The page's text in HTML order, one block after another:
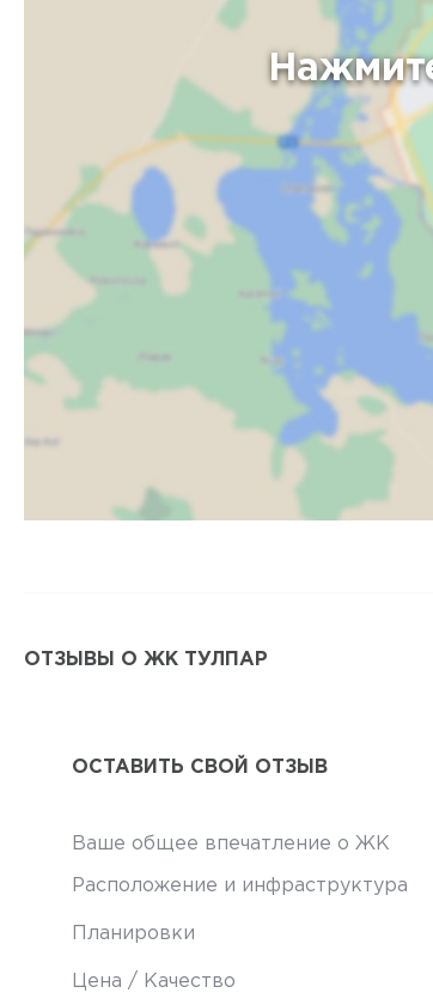
ОТЗЫВЫ О ЖК ТУЛПАР
ОСТАВИТЬ СВОЙ ОТЗЫВ
Ваше общее впечатление о ЖК
Расположение и инфраструктура
Планировки
Цена / Качество